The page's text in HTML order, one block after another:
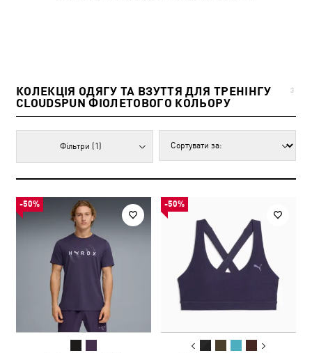
КОЛЕКЦІЯ ОДЯГУ ТА ВЗУТТЯ ДЛЯ ТРЕНІНГУ
CLOUDSPUN ФІОЛЕТОВОГО КОЛЬОРУ
3
Фільтри (1)
-50% -50%